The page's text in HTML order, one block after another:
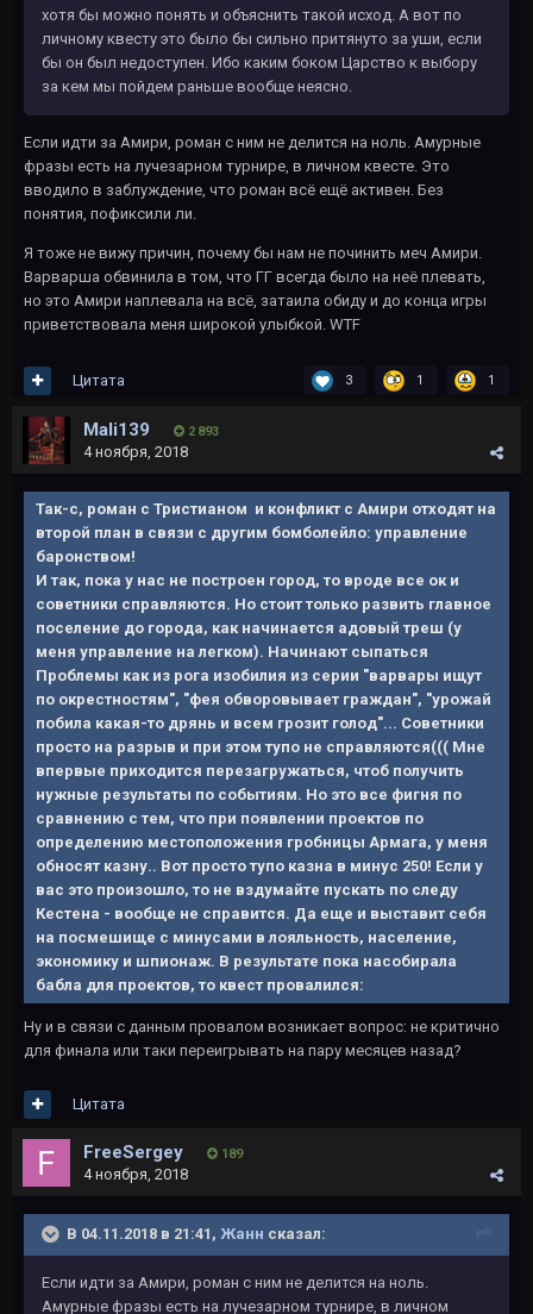
хотя бы можно понять и объяснить такой исход. А вот по
личному квесту это было бы сильно притянуто за уши, если
бы он был недоступен. Ибо каким боком Царство к выбору
за кем мы пойдем раньше вообще неясно.
Если идти за Амири, роман с ним не делится на ноль. Амурные
фразы есть на лучезарном турнире, в личном квесте. Это
вводило в заблуждение, что роман всё ещё активен. Без
понятия, пофиксили ли.
Я тоже не вижу причин, почему бы нам не починить меч Амири.
Варварша обвинила в том, что ГГ всегда было на неё плевать,
но это Амири наплевала на всё, затаила обиду и до конца игры
приветствовала меня широкой улыбкой. WTF
3 1 1
Цитата
Mali139 2 893
4 ноября, 2018
Так-с, роман с Тристианом и конфликт с Амири отходят на
второй план в связи с другим бомболейло: управление
баронством!
И так, пока у нас не построен город, то вроде все ок и
советники справляются. Но стоит только развить главное
поселение до города, как начинается адовый треш (у
меня управление на легком). Начинают сыпаться
Проблемы как из рога изобилия из серии "варвары ищут
по окрестностям", "фея обворовывает граждан", "урожай
побила какая-то дрянь и всем грозит голод"... Советники
просто на разрыв и при этом тупо не справляются((( Мне
впервые приходится перезагружаться, чтоб получить
нужные результаты по событиям. Но это все фигня по
сравнению с тем, что при появлении проектов по
определению местоположения гробницы Армага, у меня
обносят казну.. Вот просто тупо казна в минус 250! Если у
вас это произошло, то не вздумайте пускать по следу
Кестена - вообще не справится. Да еще и выставит себя
на посмешище с минусами в лояльность, население,
экономику и шпионаж. В результате пока насобирала
бабла для проектов, то квест провалился:
Ну и в связи с данным провалом возникает вопрос: не критично
для финала или таки переигрывать на пару месяцев назад?
Цитата
FreeSergey 189
4 ноября, 2018
В 04.11.2018 в 21:41, Жанн сказал:
Если идти за Амири, роман с ним не делится на ноль.
Амурные фразы есть на лучезарном турнире, в личном